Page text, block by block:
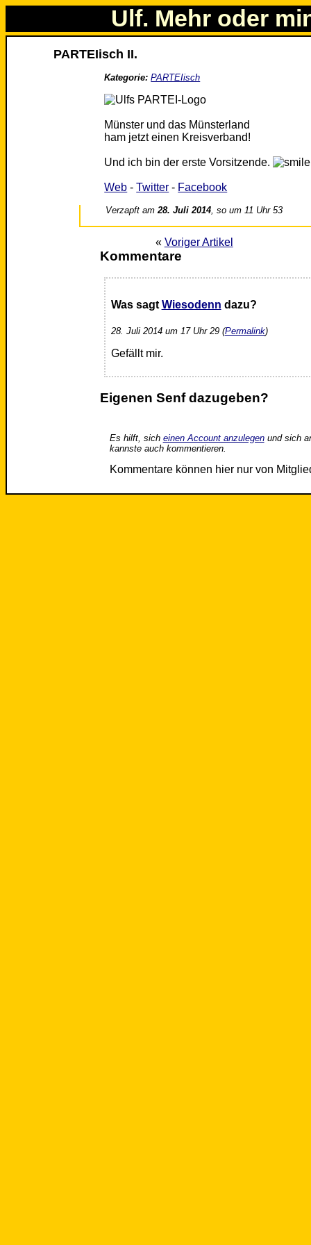
Ulf. Mehr oder
PARTEIisch II.
Kategorie: PARTEIisch
Münster und das Münsterland
ham jetzt einen Kreisverband!
Und ich bin der erste Vorsitzende.
Web -Twitter - Facebook
Verzapft am28. Juli 2014, so um 11 Uhr 53
« Voriger Artikel
Kommentare
Was sagt Wiesodenn dazu?
28. Juli 2014 um 17 Uhr 29 (Permalink)
Gefällt mir.
Eigenen Senf dazugeben?
Es hilft, sich einen Account anzulegenund sich
kannste auch kommentieren.
Kommentare können hier nur von